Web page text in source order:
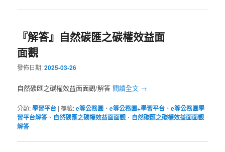
『解答』自然碳匯之碳權效益面
面觀
發佈日期:2025-03-26
自然碳匯之碳權效益面面觀/解答 閱讀全文 →
分類:學習平台 |標籤:e等公務園 、e等公務園+學習平台 、e等公務園學
習平台解答、 自然碳匯之碳權效益面面觀 、 自然碳匯之碳權效益面面觀
解答